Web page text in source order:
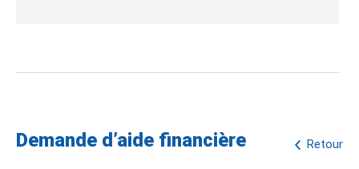
Retour
Demande d’aide financière